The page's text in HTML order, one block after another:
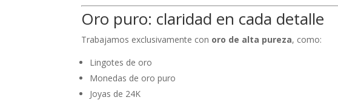
Oro puro: claridad en cada detalle
Trabajamos exclusivamente con oro de alta pureza, como:
Lingotes de oro
Monedas de oro puro
Joyas de 24K